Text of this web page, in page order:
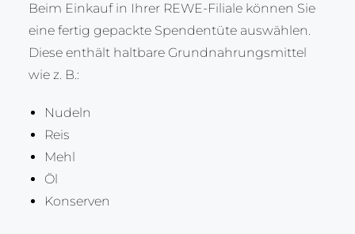
Beim Einkauf in Ihrer REWE-Filiale können Sie
eine fertig gepackte Spendentüte auswählen.
Diese enthält haltbare Grundnahrungsmittel
wie z. B.:
Nudeln
Reis
Mehl
Öl
Konserven